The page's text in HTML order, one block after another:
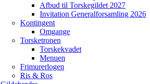
Afbud til Torskegildet 2027
Invitation Generalforsamling 2026
Kontingent
Omgange
Torsketronen
Torskekvadet
Menuen
Frimurerlogen
Ris & Ros